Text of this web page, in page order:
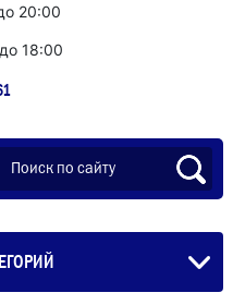
20:00
18:00